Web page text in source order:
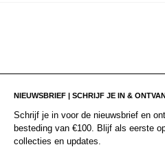
NIEUWSBRIEF | SCHRIJF JE IN &
Schrijf je in voor de nieuwsbrief en
besteding van €100. Blijf als eerste
collecties en updates.